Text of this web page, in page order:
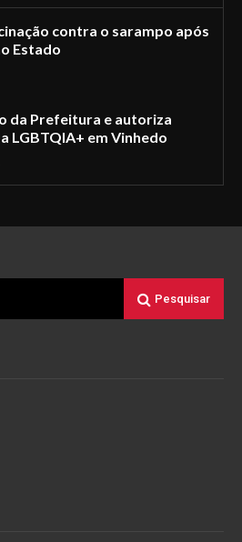
contra o sarampo após
Estado
da Prefeitura e autoriza
LGBTQIA+ em Vinhedo
Pesquisar